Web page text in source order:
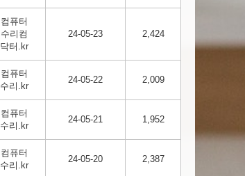
컴퓨터
수리컴
닥터.kr
24-05-23 2,424
컴퓨터
수리.kr
24-05-22 2,009
컴퓨터
수리.kr
24-05-21 1,952
컴퓨터
수리.kr
24-05-20 2,387